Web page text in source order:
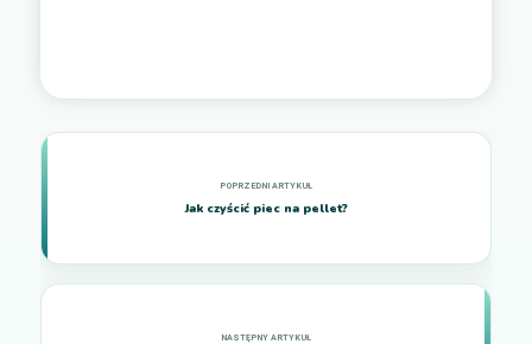
Jak czyścić piec na pellet?